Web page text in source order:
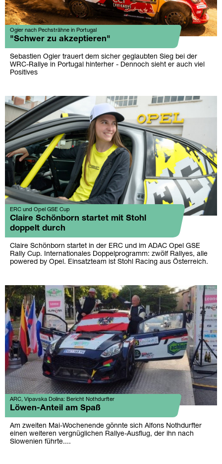
Ogier nach Pechsträhne in Portugal
"Schwer zu akzeptieren"
Sebastien Ogier trauert dem sicher geglaubten Sieg bei der
WRC-Rallye in Portugal hinterher - Dennoch sieht er auch viel
Positives
ERC und Opel GSE Cup
Claire Schönborn startet mit Stohl
doppelt durch
Claire Schönborn startet in der ERC und im ADAC Opel GSE
Rally Cup. Internationales Doppelprogramm: zwölf Rallyes, alle
powered by Opel. Einsatzteam ist Stohl Racing aus Österreich.
ARC, Vipavska Dolina: Bericht Nothdurfter
Löwen-Anteil am Spaß
Am zweiten Mai-Wochenende gönnte sich Alfons Nothdurfter
einen weiteren vergnüglichen Rallye-Ausflug, der ihn nach
Slowenien führte....